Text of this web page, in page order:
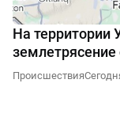
На территории
землетрясение
Происшествия